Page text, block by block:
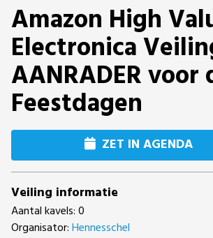
Amazon High
Electronica
AANRADER voor
Feestdagen
ZET IN AGENDA
Veiling informatie
Aantal kavels: 0
Organisator:Hennesschel